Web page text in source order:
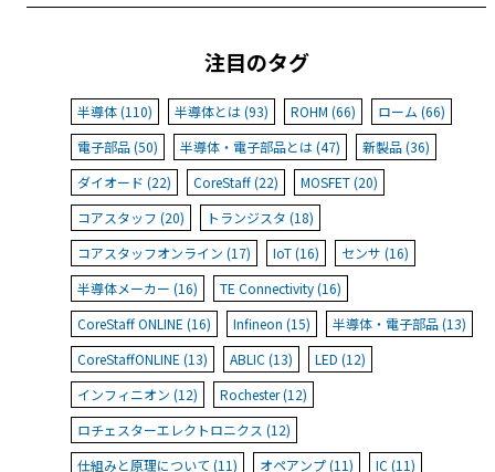
注目のタグ
半導体 (110) 半導体とは (93) ROHM (66)
ローム (66)
電子部品 (50)
半導体・電子部品とは (47)
新製品 (36)
ダイオード (22)
CoreStaff (22)
MOSFET (20)
コアスタッフ (20)
トランジスタ (18)
コアスタッフオンライン (17)
IoT (16)
センサ (16)
半導体メーカー (16)
TE Connectivity (16)
CoreStaff ONLINE (16)
Infineon (15)
半導体・電子部品 (13)
CoreStaffONLINE (13)
ABLIC (13)
LED (12)
インフィニオン (12)
Rochester (12)
ロチェスターエレクトロニクス (12)
仕組みと原理について (11)
オペアンプ (11)
IC (11)